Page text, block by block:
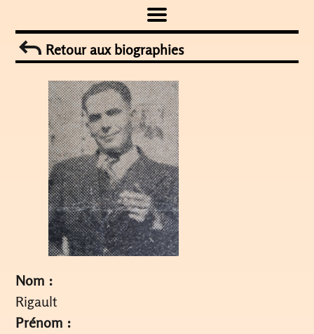
to
contentRetour aux biographies
Nom :
Rigault
Prénom :